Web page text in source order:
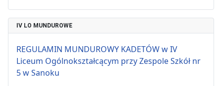
IV LO MUNDUROWE
REGULAMIN MUNDUROWY KADETÓW w IV
Liceum Ogólnokształcącym przy Zespole Szkół nr
5 w Sanoku